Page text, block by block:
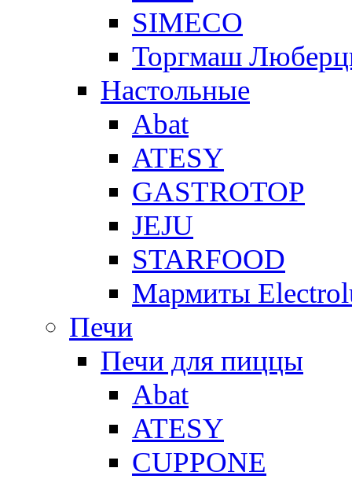
SIMECO
Торгмаш
Настольные
Abat
ATESY
GASTROTOP
JEJU
STARFOOD
Мармиты
Печи
Печи для пиццы
Abat
ATESY
CUPPONE